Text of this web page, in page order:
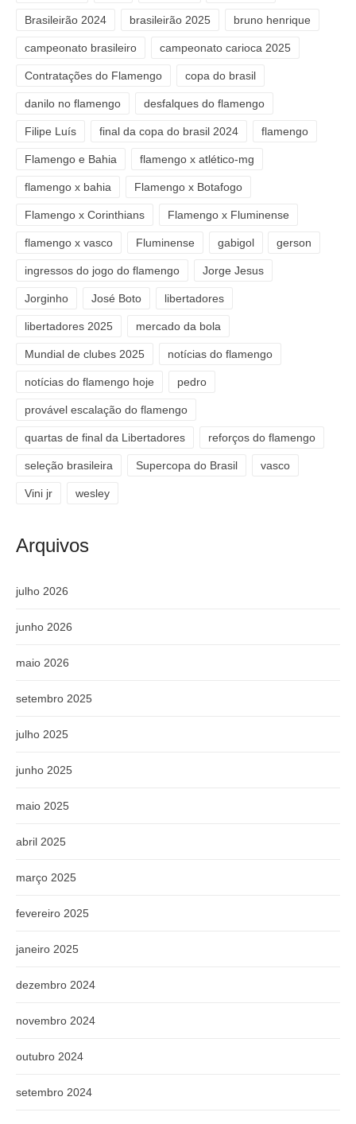
Brasileirão 2024 brasileirão 2025 bruno henrique
campeonato brasileiro campeonato carioca 2025
Contratações do Flamengo copa do brasil
danilo no flamengo desfalques do flamengo
Filipe Luís final da copa do brasil 2024 flamengo
Flamengo e Bahia flamengo x atlético-mg
flamengo x bahia Flamengo x Botafogo
Flamengo x Corinthians Flamengo x Fluminense
flamengo x vasco Fluminense gabigol gerson
ingressos do jogo do flamengo Jorge Jesus
Jorginho José Boto libertadores
libertadores 2025 mercado da bola
Mundial de clubes 2025 notícias do flamengo
notícias do flamengo hoje pedro
provável escalação do flamengo
quartas de final da Libertadores reforços do flamengo
seleção brasileira Supercopa do Brasil vasco
Vini jr wesley
Arquivos
julho 2026
junho 2026
maio 2026
setembro 2025
julho 2025
junho 2025
maio 2025
abril 2025
março 2025
fevereiro 2025
janeiro 2025
dezembro 2024
novembro 2024
outubro 2024
setembro 2024